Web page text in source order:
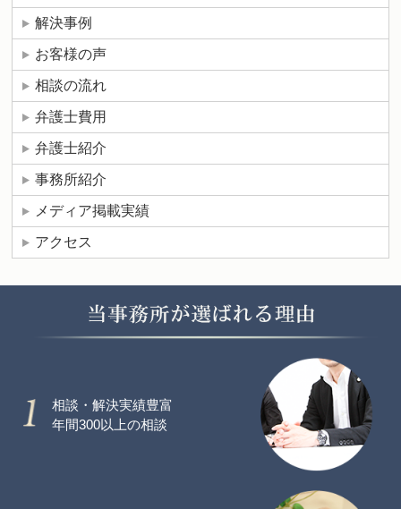
解決事例
お客様の声
相談の流れ
弁護士費用
弁護士紹介
事務所紹介
メディア掲載実績
アクセス
相談・解決実績豊富
年間300以上の相談